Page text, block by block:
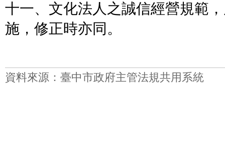
十一、文化法人之誠信經營規範
施，修正時亦同。
資料來源：臺中市政府主管法規共用系統